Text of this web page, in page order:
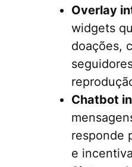
Overlay
widgets
doações,
Chatbot
responde
e